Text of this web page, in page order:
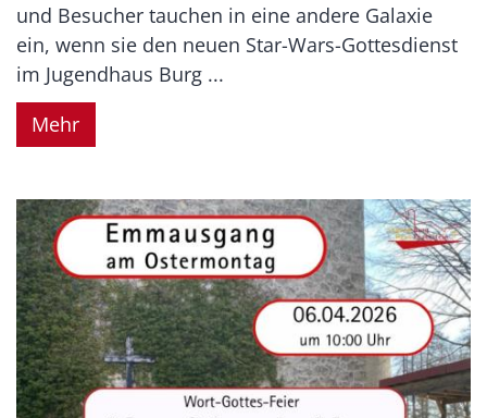
und Besucher tauchen in eine andere Galaxie
ein, wenn sie den neuen Star-Wars-Gottesdienst
im Jugendhaus Burg ...
Mehr